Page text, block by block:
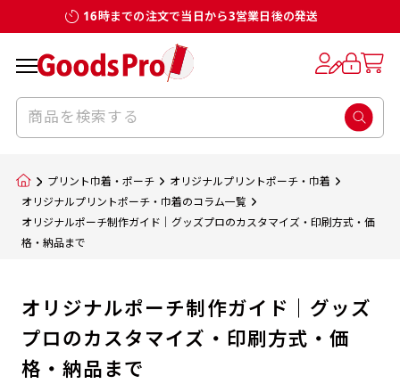
16時までの注文で当日から3営業日後の発送
プリント巾着・ポーチ
オリジナルプリントポーチ・巾着
オリジナルプリントポーチ・巾着のコラム一覧
オリジナルポーチ制作ガイド｜グッズプロのカスタマイズ・印刷方式・価
格・納品まで
オリジナルポーチ制作ガイド｜グッズ
プロのカスタマイズ・印刷方式・価
格・納品まで